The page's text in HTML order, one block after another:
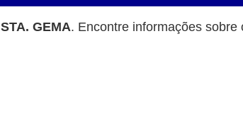
STA. GEMA. Encontre informações sobre